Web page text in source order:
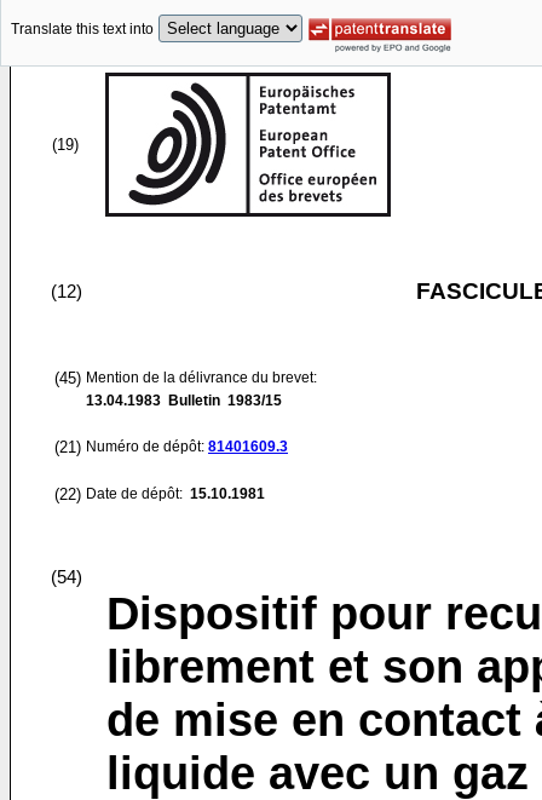
Translate this text into
(19)
(12)
(45) Mention de la délivrance du brevet:
13.04.1983 Bulletin 1983/15
(21) Numéro de dépôt: 81401609.3
(22) Date de dépôt: 15.10.1981
(54)
Dispositif pour
librement et son
de mise en
liquide avec un gaz